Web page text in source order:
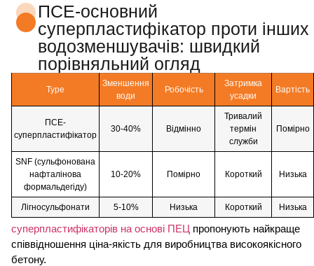
ПСЕ-основний
суперпластифікатор проти інших
водозменшувачів: швидкий
порівняльний огляд
Type
Зменшення
води
Робочість
Затримка
усадки
Вартість
ПСЕ-
суперпластифікатор
30-40% Відмінно
Тривалий
термін
служби
Помірно
SNF (сульфонована
нафталінова
формальдегіду)
10-20% Помірно Короткий Низька
Лігносульфонати 5-10% Низька Короткий Низька
суперпластифікаторів на основі ПЕЦ пропонують найкраще
співвідношення ціна-якість для виробництва високоякісного
бетону.